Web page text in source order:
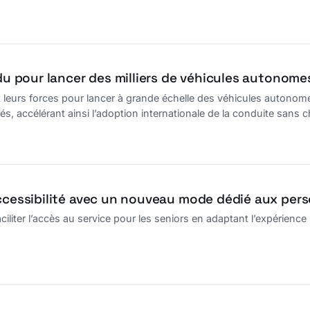
pour lancer des milliers de véhicules
forces pour lancer à grande échelle des véhicules
accélérant ainsi l’adoption internationale de la conduite sans
avec un nouveau mode dédié aux
l’accès au service pour les seniors en adaptant